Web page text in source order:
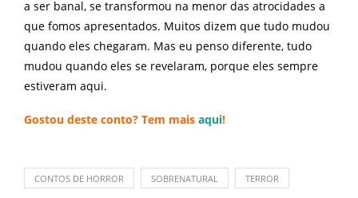
a ser banal, se transformou na menor das atrocidades a
que fomos apresentados. Muitos dizem que tudo mudou
quando eles chegaram. Mas eu penso diferente, tudo
mudou quando eles se revelaram, porque eles sempre
estiveram aqui.
Gostou deste conto? Tem mais aqui!
CONTOS DE HORROR SOBRENATURAL TERROR